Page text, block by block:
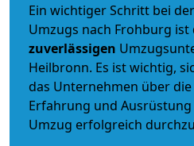
Ein wichtiger Schritt bei
Umzugs nach Frohburg ist
zuverlässigen
Heilbronn. Es ist wichtig,
das Unternehmen über
Erfahrung und
Umzug erfolgreich